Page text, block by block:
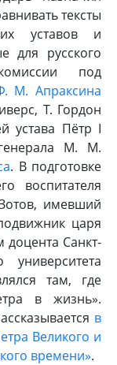
тексты
уставов и
для русского
под
М. Апраксина
Т. Гордон
устава Пётр I
М. М.
. В подготовке
воспитателя
имевший
царя
Санкт-
университета
там, где
в жизнь».
в
Великого и
времени».